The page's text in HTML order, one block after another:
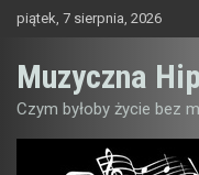
Skippiątek, 7 sierpnia, 2026
Muzyczna
Czym byłoby życie bez